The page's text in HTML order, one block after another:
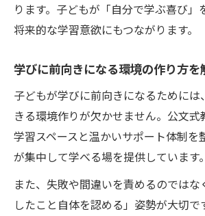
ります。子どもが「自分で学ぶ喜び」
将来的な学習意欲にもつながります。
学びに前向きになる環境の作り方を
子どもが学びに前向きになるためには
きる環境作りが欠かせません。公文式
学習スペースと温かいサポート体制を
が集中して学べる場を提供しています。
また、失敗や間違いを責めるのでは
したこと自体を認める」姿勢が大切で